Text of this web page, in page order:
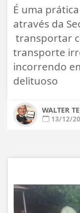
É uma
através da
transportar
transporte
incorrendo
delituoso
WALTER
13/12/